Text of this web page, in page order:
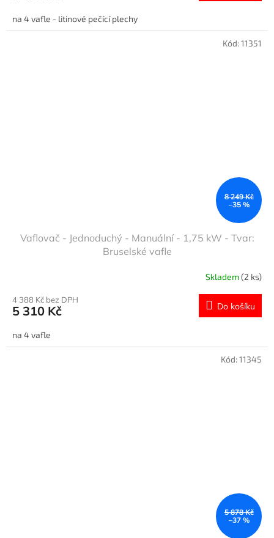
na 4 vafle - litinové pečící plechy
8 249 Kč
–35 %
Vaflovač - Jednoduchý - Manuální - 1,75 kW - Tvar:
Bruselské vafle
Skladem(2 ks)
4 388 Kč bez DPH
5 310 Kč Do košíku
na 4 vafle
Kód:11351
5 878 Kč
–37 %
Kód:11345